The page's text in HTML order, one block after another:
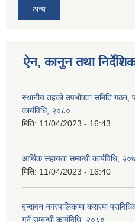
अन्य
ऐन, कानुन तथा
स्थानीय तहको उपभोक्ता समिति गठन,
कार्यविधि, २०८०
मिति: 11/04/2023 - 16:43
आर्थिक सहायता सम्बन्धी कार्यविधि,
मिति: 11/04/2023 - 16:40
बृन्दावन नगरपालिकामा करारमा
गर्ने सम्बन्धी कार्यविधि, २०८०